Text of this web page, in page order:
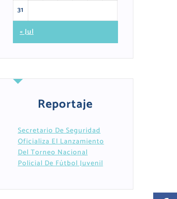
31
« Jul
Reportaje
Secretario De Seguridad
Oficializa El Lanzamiento
Del Torneo Nacional
Policial De Fútbol Juvenil